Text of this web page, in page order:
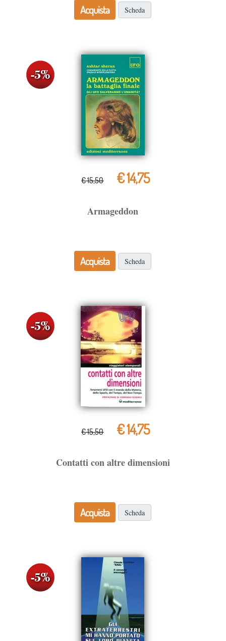
Acquista Scheda
€ 15,50 € 14,75
Armageddon
Acquista Scheda
€ 15,50 € 14,75
Contatti con altre dimensioni
Acquista Scheda